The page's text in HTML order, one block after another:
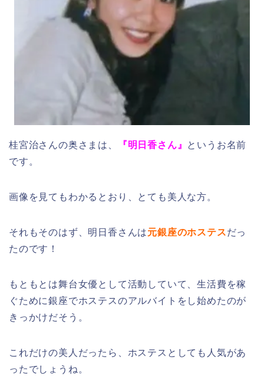
桂宮治さんの奥さまは、 『明日香さん』 というお名前
です。
画像を見てもわかるとおり、とても美人な方。
それもそのはず、明日香さんは元銀座のホステスだっ
たのです！
もともとは舞台女優として活動していて、生活費を稼
ぐために銀座でホステスのアルバイトをし始めたのが
きっかけだそう。
これだけの美人だったら、ホステスとしても人気があ
ったでしょうね。